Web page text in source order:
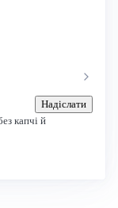
Надіслати
капчі й